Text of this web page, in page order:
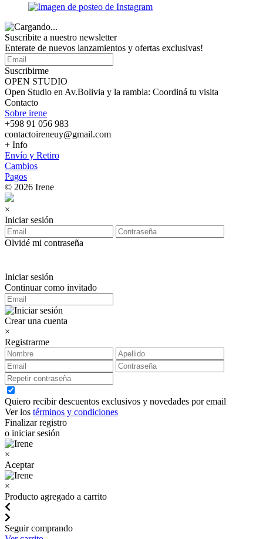
Suscribite a nuestro newsletter
Enterate de nuevos lanzamientos y ofertas exclusivas!
Suscribirme
OPEN STUDIO
Open Studio en Av.Bolivia y la rambla: Coordiná tu visita
Contacto
Sobre irene
+598 91 056 983
contactoireneuy@gmail.com
+ Info
Envío y Retiro
Cambios
Pagos
© 2026 Irene
×
Iniciar sesión
Olvidé mi contraseña
Iniciar sesión
Continuar como invitado
Crear una cuenta
×
Registrarme
Quiero recibir descuentos exclusivos y novedades por email
Ver los términos y condiciones
Finalizar registro
o iniciar sesión
×
Aceptar
×
Producto agregado a carrito
Seguir comprando